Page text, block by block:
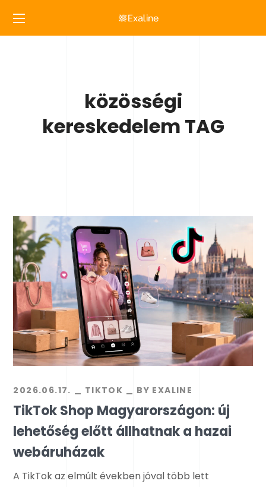
közösségi
kereskedelem TAG
2026.06.17. TIKTOK BY EXALINE
TikTok Shop Magyarországon: új
lehetőség előtt állhatnak a hazai
webáruházak
A TikTok az elmúlt években jóval több lett